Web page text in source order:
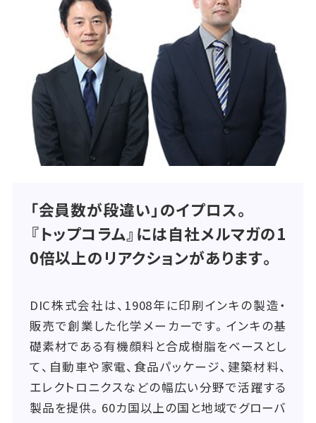
「会員数が段違い」のイプロス。
『トップコラム』には自社メルマガの1
0倍以上のリアクションがあります。
DIC株式会社は、1908年に印刷インキの製造・
販売で創業した化学メーカーです。インキの基
礎素材である有機顔料と合成樹脂をベースとし
て、自動車や家電、食品パッケージ、建築材料、
エレクトロニクスなどの幅広い分野で活躍する
製品を提供。60カ国以上の国と地域でグローバ